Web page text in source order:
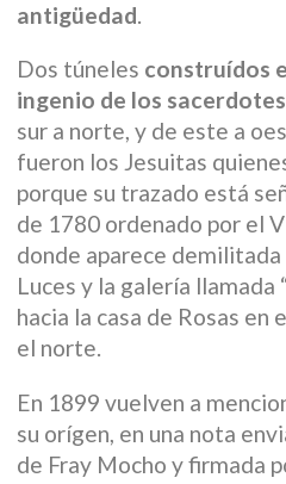
antigüedad.
Dos túneles construídos
ingenio de los
sur a norte, y de este a
fueron los Jesuitas
porque su trazado está
de 1780 ordenado por el
donde aparece demilitada
Luces y la galería llamada
hacia la casa de Rosas en
el norte.
En 1899 vuelven a
su orígen, en una nota
de Fray Mocho y firmada